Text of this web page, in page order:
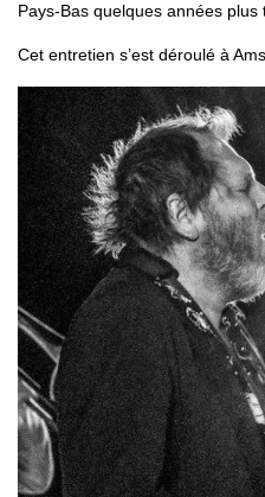
Pays-Bas quelques années plus
Cet entretien s’est déroulé à